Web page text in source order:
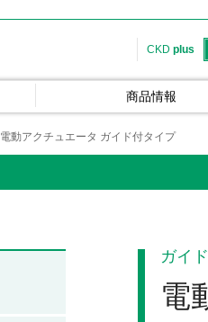
CKD plus
商品情報
電動アクチュエータ ガイド付タイプ
ガイ
電